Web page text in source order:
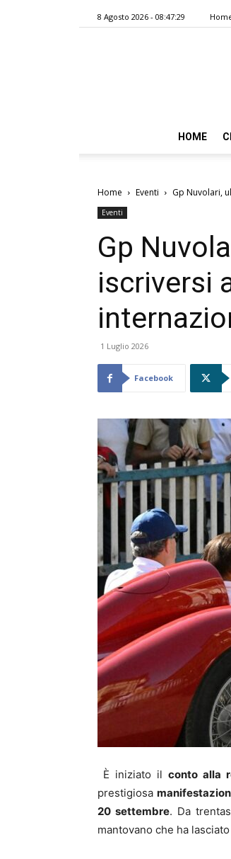
8 Agosto 2026 - 08:47:29
HOME
Home Eventi Gp Nuvolari,
Eventi
Gp
iscriversi
1 Luglio 2026
Facebook
È iniziato ilconto alla
prestigiosa
20 settembre. Da
mantovano che ha